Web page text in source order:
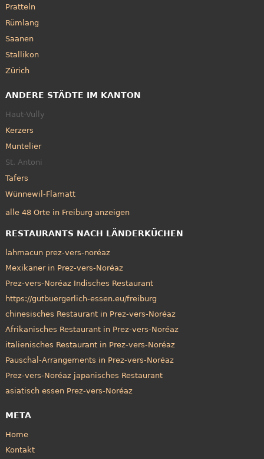
Pratteln
Rümlang
Saanen
Stallikon
Zürich
ANDERE STÄDTE IM KANTON
Haut-Vully
Kerzers
Muntelier
St. Antoni
Tafers
Wünnewil-Flamatt
alle 48 Orte in Freiburg anzeigen
RESTAURANTS NACH LÄNDERKÜCHEN
lahmacun prez-vers-noréaz
Mexikaner in Prez-vers-Noréaz
Prez-vers-Noréaz Indisches Restaurant
https://gutbuergerlich-essen.eu/freiburg
chinesisches Restaurant in Prez-vers-Noréaz
Afrikanisches Restaurant in Prez-vers-Noréaz
italienisches Restaurant in Prez-vers-Noréaz
Pauschal-Arrangements in Prez-vers-Noréaz
Prez-vers-Noréaz japanisches Restaurant
asiatisch essen Prez-vers-Noréaz
META
Home
Kontakt